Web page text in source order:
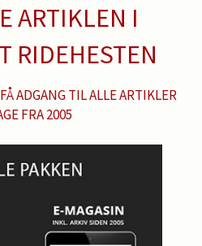
ARTIKLEN I
RIDEHESTEN
ADGANG TIL ALLE ARTIKLER
FRA 2005